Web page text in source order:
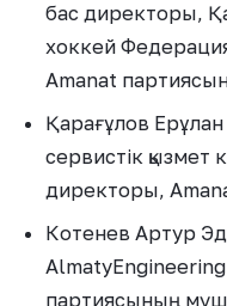
бас директоры,
хоккей
Amanat
Қарағұлов
сервистік
директоры,
Котенев Артур
партиясының